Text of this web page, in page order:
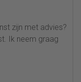
zijn met advies?
Ik neem graag